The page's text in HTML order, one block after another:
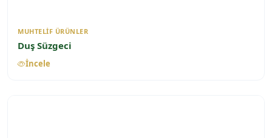
MUHTELIF ÜRÜNLER
Duş Süzgeci
İncele